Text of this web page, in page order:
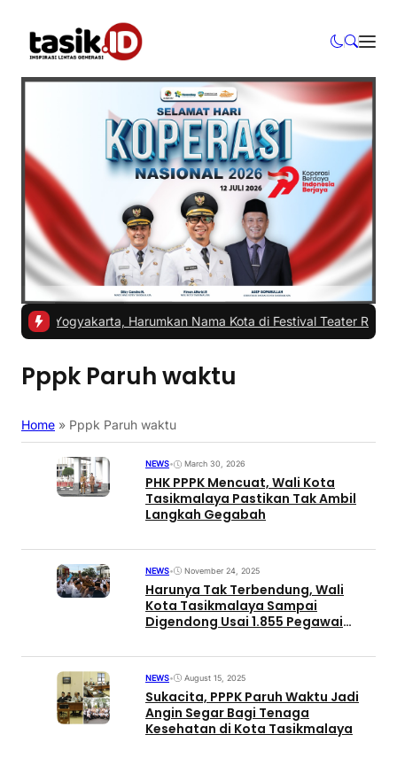
Yogyakarta, Harumkan Nama Kota di Festival Teater Remaja
Pppk Paruh waktu
Home » Pppk Paruh waktu
NEWS• March 30, 2026
PHK PPPK Mencuat, Wali Kota
Tasikmalaya Pastikan Tak Ambil
Langkah Gegabah
NEWS• November 24, 2025
Harunya Tak Terbendung, Wali
Kota Tasikmalaya Sampai
Digendong Usai 1.855 Pegawai
NEWS• August 15, 2025
Sukacita, PPPK Paruh Waktu Jadi
Angin Segar Bagi Tenaga
Kesehatan di Kota Tasikmalaya